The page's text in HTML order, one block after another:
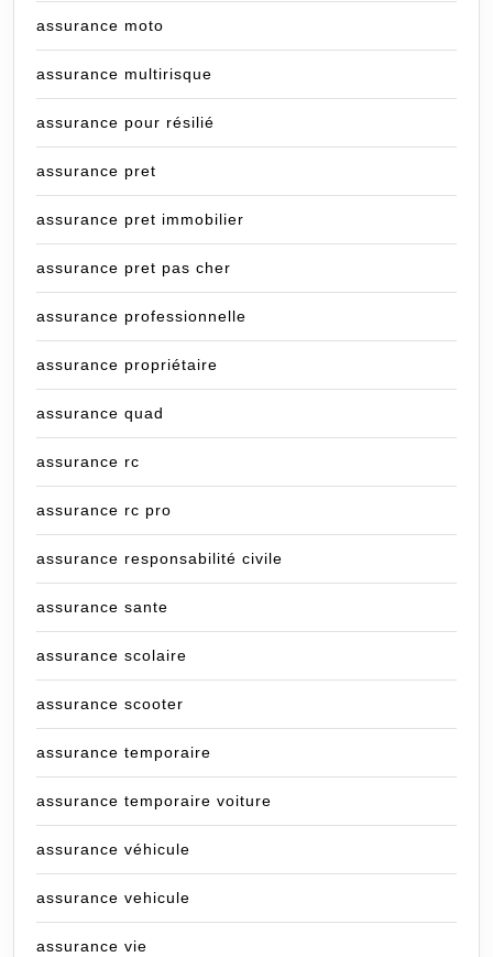
assurance moto
assurance multirisque
assurance pour résilié
assurance pret
assurance pret immobilier
assurance pret pas cher
assurance professionnelle
assurance propriétaire
assurance quad
assurance rc
assurance rc pro
assurance responsabilité civile
assurance sante
assurance scolaire
assurance scooter
assurance temporaire
assurance temporaire voiture
assurance véhicule
assurance vehicule
assurance vie